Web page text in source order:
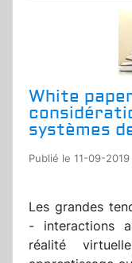
White
systèmes
Publié le 11-09-
Les grandes
- interactions
réalité